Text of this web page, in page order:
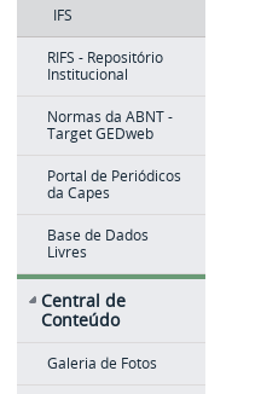
IFS
RIFS - Repositório
Institucional
Normas da ABNT -
Target GEDweb
Portal de Periódicos
da Capes
Base de Dados
Livres
Central de
Conteúdo
Galeria de Fotos